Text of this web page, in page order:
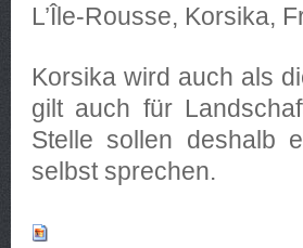
L’Île-Rousse, Korsika,
Korsika wird auch als
gilt auch für
Stelle sollen deshalb
selbst sprechen.